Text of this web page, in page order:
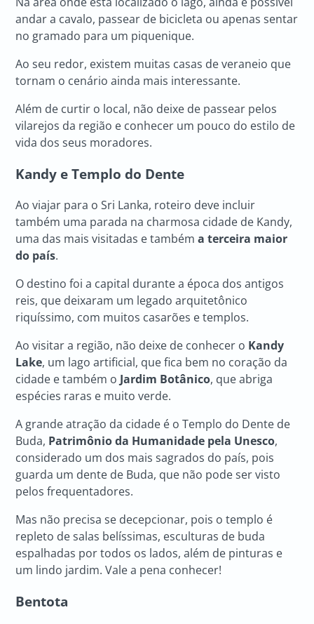
andar a cavalo, passear de bicicleta ou apenas sentar
no gramado para um piquenique.
Ao seu redor, existem muitas casas de veraneio que
tornam o cenário ainda mais interessante.
Além de curtir o local, não deixe de passear pelos
vilarejos da região e conhecer um pouco do estilo de
vida dos seus moradores.
Kandy e Templo do Dente
Ao viajar para o Sri Lanka, roteiro deve incluir
também uma parada na charmosa cidade de Kandy,
uma das mais visitadas e tambéma terceira maior
do país.
O destino foi a capital durante a época dos antigos
reis, que deixaram um legado arquitetônico
riquíssimo, com muitos casarões e templos.
Ao visitar a região, não deixe de conhecer o Kandy
Lake, um lago artificial, que fica bem no coração da
cidade e também oJardim Botânico, que abriga
espécies raras e muito verde.
A grande atração da cidade é o Templo do Dente de
Buda, Patrimônio da Humanidade pela Unesco,
considerado um dos mais sagrados do país, pois
guarda um dente de Buda, que não pode ser visto
pelos frequentadores.
Mas não precisa se decepcionar, pois o templo é
repleto de salas belíssimas, esculturas de buda
espalhadas por todos os lados, além de pinturas e
um lindo jardim. Vale a pena conhecer!
Bentota